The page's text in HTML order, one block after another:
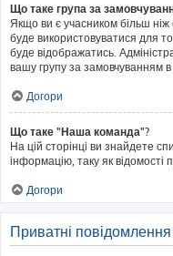
Що таке група за
Якщо ви є учасником більш ніж
буде використовуватися для
буде відображатись.
вашу групу за замовчуванням
Догори
Що таке "Наша команда"?
На цій сторінці ви знайдете
інформацію, таку як
Догори
Приватні повідомлення